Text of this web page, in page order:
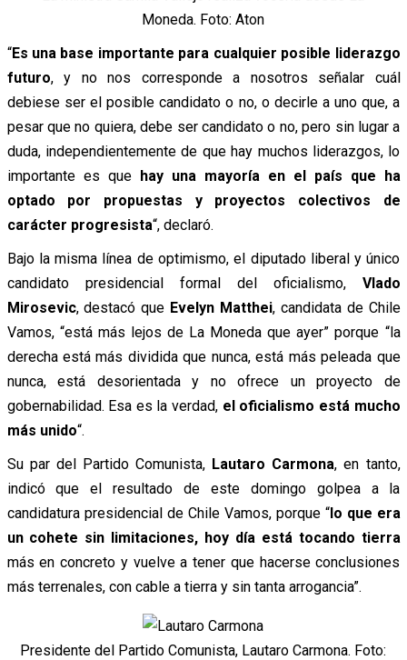
Moneda. Foto: Aton
“Es una base importante para cualquier posible liderazgo
futuro, y no nos corresponde a nosotros señalar cuál
debiese ser el posible candidato o no, o decirle a uno que, a
pesar que no quiera, debe ser candidato o no, pero sin lugar a
duda, independientemente de que hay muchos liderazgos, lo
importante es que hay una mayoría en el país que ha
optado por propuestas y proyectos colectivos de
carácter progresista“, declaró.
Bajo la misma línea de optimismo, el diputado liberal y único
candidato presidencial formal del oficialismo, Vlado
Mirosevic, destacó que Evelyn Matthei, candidata de Chile
Vamos, “está más lejos de La Moneda que ayer” porque “la
derecha está más dividida que nunca, está más peleada que
nunca, está desorientada y no ofrece un proyecto de
gobernabilidad. Esa es la verdad, el oficialismo está mucho
más unido“.
Su par del Partido Comunista, Lautaro Carmona, en tanto,
indicó que el resultado de este domingo golpea a la
candidatura presidencial de Chile Vamos, porque “lo que era
un cohete sin limitaciones, hoy día está tocando tierra
más en concreto y vuelve a tener que hacerse conclusiones
más terrenales, con cable a tierra y sin tanta arrogancia”.
Presidente del Partido Comunista, Lautaro Carmona. Foto: